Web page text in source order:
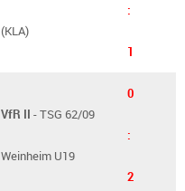
(KLA)
:
1
VfR II - TSG 62/09
Weinheim U19
0
:
2